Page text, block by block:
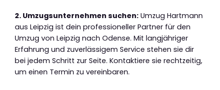
2. Umzugsunternehmen suchen: Umzug Hartmann
aus Leipzig ist dein professioneller Partner für den
Umzug von Leipzig nach Odense. Mit langjähriger
Erfahrung und zuverlässigem Service stehen sie dir
bei jedem Schritt zur Seite. Kontaktiere sie rechtzeitig,
um einen Termin zu vereinbaren.